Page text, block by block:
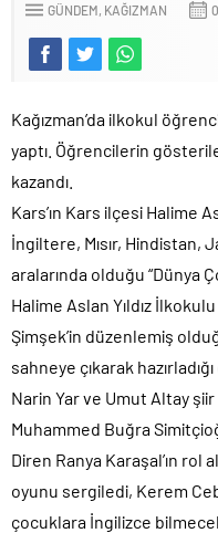
GÜNDEM KAĞIZMAN
Kağızman’da ilkokul
yaptı. Öğrencilerin
kazandı.
Kars’ın Kars ilçesi Halime
İngiltere, Mısır, Hindistan,
aralarında olduğu “Dünya
Halime Aslan Yıldız
Şimşek’in düzenlemiş
sahneye çıkarak
Narin Yar ve Umut Altay
Muhammed Buğra
Diren Ranya Karaşal’ın rol
oyunu sergiledi, Kerem
çocuklara İngilizce